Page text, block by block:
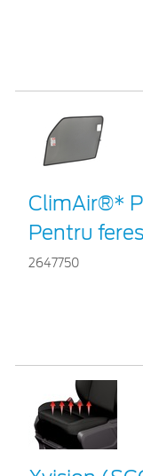
ClimAir®*
Pentru
2647750